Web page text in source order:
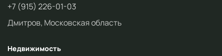
+7 (915) 226-01-03
Дмитров, Московская область
Недвижимость